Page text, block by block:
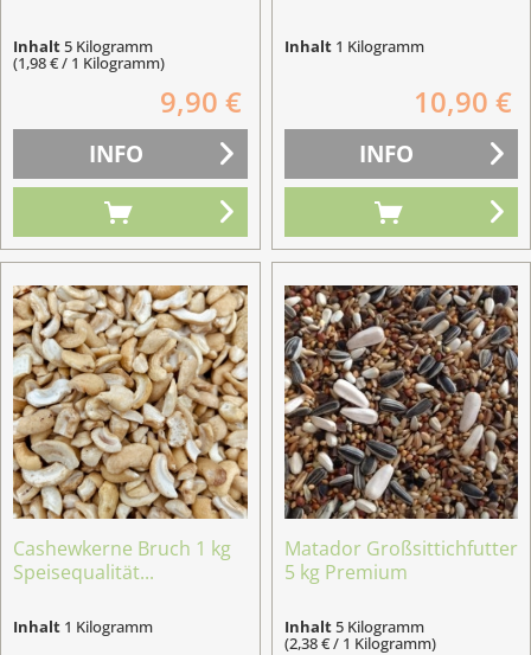
Inhalt5 Kilogramm
(1,98 € / 1 Kilogramm)
9,90 €
INFO
Inhalt 1 Kilogramm
10,90 €
INFO
Cashewkerne Bruch 1 kg
Speisequalität...
Inhalt 1 Kilogramm
Matador Großsittichfutter
5 kg Premium
Inhalt5 Kilogramm
(2,38 € / 1 Kilogramm)